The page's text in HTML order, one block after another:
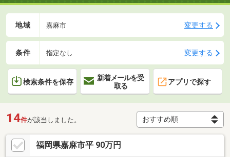
地域 嘉麻市 変更する
条件 指定なし 変更する
検索条件を保存
新着メールを受
取る
アプリで探す
14件が該当しました。
福岡県嘉麻市平 90万円